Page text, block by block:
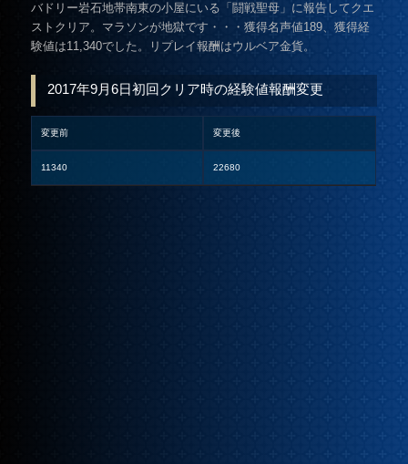
バドリー岩石地帯南東の小屋にいる「闘戦聖母」に報告してクエ
ストクリア。マラソンが地獄です・・・獲得名声値189、獲得経
験値は11,340でした。リプレイ報酬はウルベア金貨。
2017年9月6日初回クリア時の経験値報酬変更
変更前 変更後
11340 22680